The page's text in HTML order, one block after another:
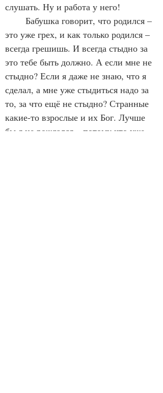
слушать. Ну и работа у него!
это уже грех, и как только родился –
всегда грешишь. И всегда стыдно за
это тебе быть должно. А если мне не
стыдно? Если я даже не знаю, что я
сделал, а мне уже стыдиться надо за
то, за что ещё не стыдно? Странные
какие-то взрослые и их Бог. Лучше
бы я не рождался – потому что уже